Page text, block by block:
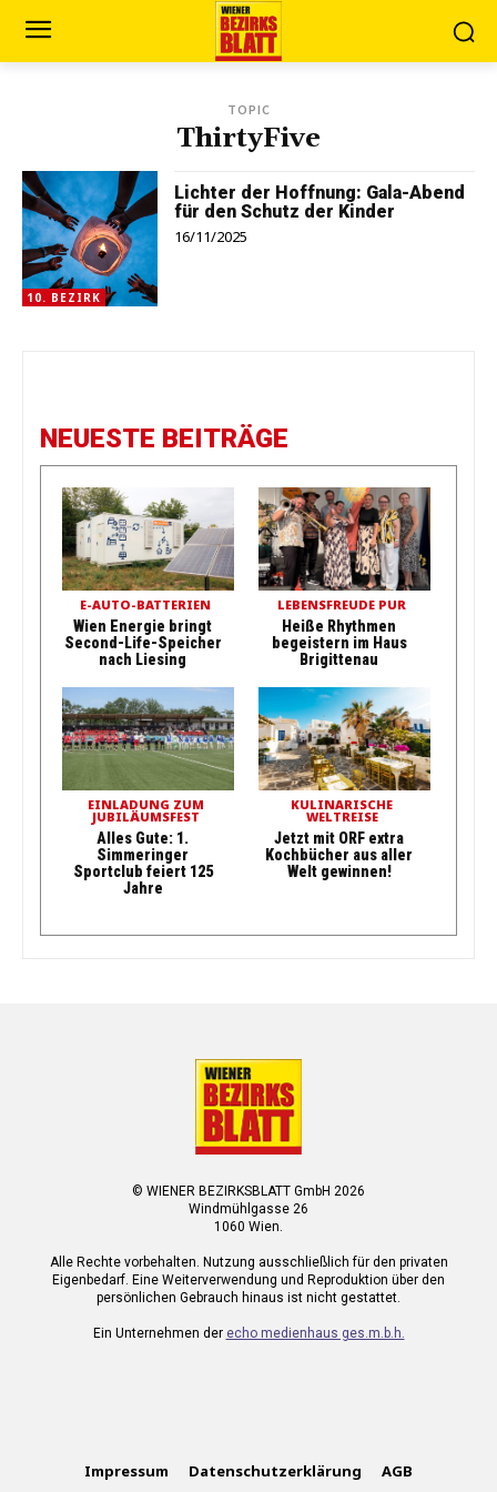
TOPIC
ThirtyFive
10. BEZIRK
Lichter der Hoffnung: Gala-Abend
für den Schutz der Kinder
16/11/2025
NEUESTE BEITRÄGE
E-AUTO-BATTERIEN
Wien Energie bringt
Second-Life-Speicher
nach Liesing
LEBENSFREUDE PUR
Heiße Rhythmen
begeistern im Haus
Brigittenau
EINLADUNG ZUM
JUBILÄUMSFEST
Alles Gute: 1.
Simmeringer
Sportclub feiert 125
Jahre
KULINARISCHE
WELTREISE
Jetzt mit ORF extra
Kochbücher aus aller
Welt gewinnen!
© WIENER BEZIRKSBLATT GmbH 2026
Windmühlgasse 26
1060 Wien.
Alle Rechte vorbehalten. Nutzung ausschließlich für den privaten
Eigenbedarf. Eine Weiterverwendung und Reproduktion über den
persönlichen Gebrauch hinaus ist nicht gestattet.
Ein Unternehmen der echo medienhaus ges.m.b.h.
Impressum Datenschutzerklärung AGB